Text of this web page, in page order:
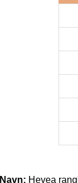
Navn: Hevea